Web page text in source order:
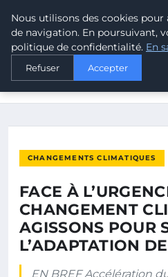
MALTA CLIMATE
ACCUEIL
FACE À L’URGENCE DU
CHANGEMENTS CLIMATIQUES
FACE À
CHANGEMENT
AGISSONS POUR
L’ADAPTATION
EN BREF Accélération
Nous utilisons des cookies
de navigation. En poursuivant,
politique de confidentialité. En
Refuser Accepter